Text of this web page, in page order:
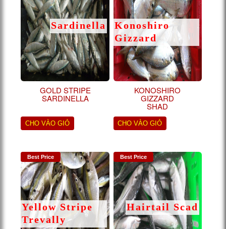
GOLD STRIPE
SARDINELLA
Sardinella
CHO VÀO GIỎ
KONOSHIRO
GIZZARD
SHAD
Konoshiro
Gizzard
CHO VÀO GIỎ
Best Price
Yellow Stripe
Trevally
Best Price
Hairtail Scad